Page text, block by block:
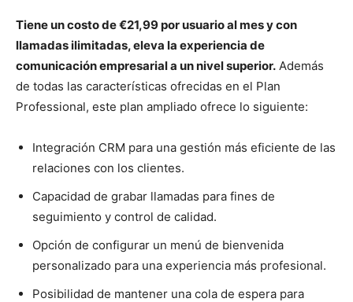
Tiene un costo de €21,99 por usuario al mes y con
llamadas ilimitadas, eleva la experiencia de
comunicación empresarial a un nivel superior. Además
de todas las características ofrecidas en el Plan
Professional, este plan ampliado ofrece lo siguiente:
Integración CRM para una gestión más eficiente de las
relaciones con los clientes.
Capacidad de grabar llamadas para fines de
seguimiento y control de calidad.
Opción de configurar un menú de bienvenida
personalizado para una experiencia más profesional.
Posibilidad de mantener una cola de espera para